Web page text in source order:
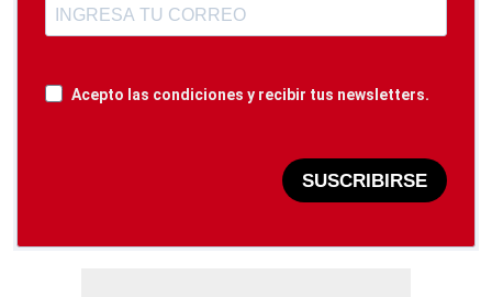
Acepto las condiciones y recibir tus newsletters.
SUSCRIBIRSE